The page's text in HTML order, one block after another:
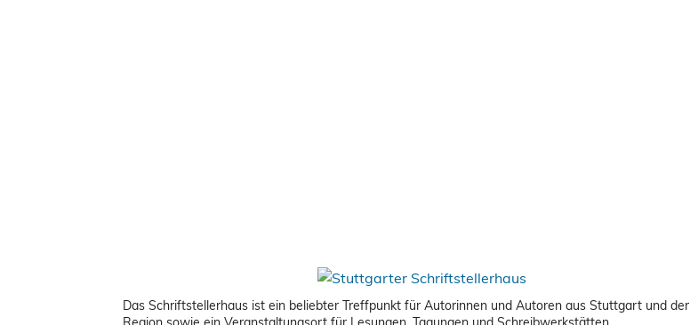
Das Schriftstellerhaus ist ein beliebter Treffpunkt für Autorinnen und Autoren aus Stuttgart und der